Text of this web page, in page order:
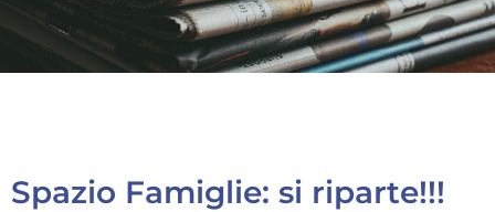
Spazio Famiglie: si riparte!!!